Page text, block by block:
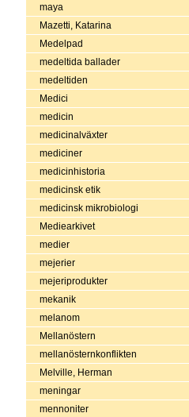
maya
Mazetti, Katarina
Medelpad
medeltida ballader
medeltiden
Medici
medicin
medicinalväxter
mediciner
medicinhistoria
medicinsk etik
medicinsk mikrobiologi
Mediearkivet
medier
mejerier
mejeriprodukter
mekanik
melanom
Mellanöstern
mellanösternkonflikten
Melville, Herman
meningar
mennoniter